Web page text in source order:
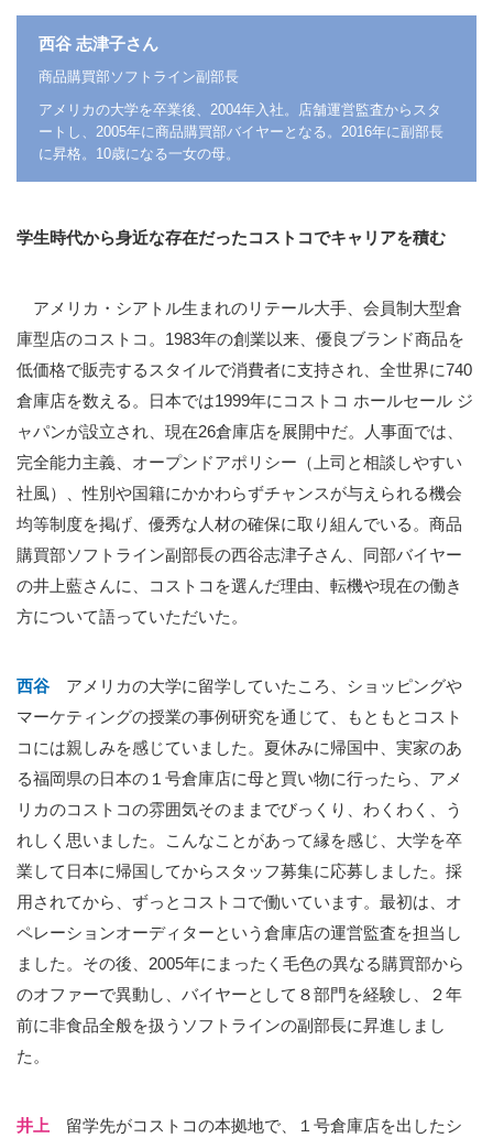
西谷 志津子さん
商品購買部ソフトライン副部長
アメリカの大学を卒業後、2004年入社。店舗運営監査からスタ
ートし、2005年に商品購買部バイヤーとなる。2016年に副部長
に昇格。10歳になる一女の母。
学生時代から身近な存在だったコストコでキャリアを積む
アメリカ・シアトル生まれのリテール大手、会員制大型倉
庫型店のコストコ。1983年の創業以来、優良ブランド商品を
低価格で販売するスタイルで消費者に支持され、全世界に740
倉庫店を数える。日本では1999年にコストコ ホールセール ジ
ャパンが設立され、現在26倉庫店を展開中だ。人事面では、
完全能力主義、オープンドアポリシー（上司と相談しやすい
社風）、性別や国籍にかかわらずチャンスが与えられる機会
均等制度を掲げ、優秀な人材の確保に取り組んでいる。商品
購買部ソフトライン副部長の西谷志津子さん、同部バイヤー
の井上藍さんに、コストコを選んだ理由、転機や現在の働き
方について語っていただいた。
西谷
アメリカの大学に留学していたころ、ショッピングや
マーケティングの授業の事例研究を通じて、もともとコスト
コには親しみを感じていました。夏休みに帰国中、実家のあ
る福岡県の日本の１号倉庫店に母と買い物に行ったら、アメ
リカのコストコの雰囲気そのままでびっくり、わくわく、う
れしく思いました。こんなことがあって縁を感じ、大学を卒
業して日本に帰国してからスタッフ募集に応募しました。採
用されてから、ずっとコストコで働いています。最初は、オ
ペレーションオーディターという倉庫店の運営監査を担当し
ました。その後、2005年にまったく毛色の異なる購買部から
のオファーで異動し、バイヤーとして８部門を経験し、２年
前に非食品全般を扱うソフトラインの副部長に昇進しまし
た。
井上
留学先がコストコの本拠地で、１号倉庫店を出したシ